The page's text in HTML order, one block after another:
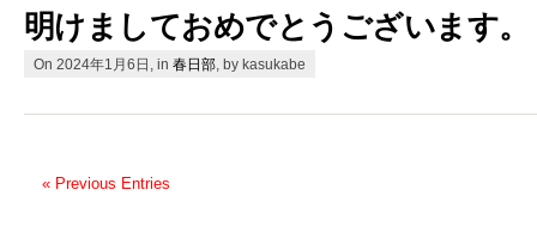
明けましておめでとうございます。
On 2024年1月6日, in 春日部 , by kasukabe
« Previous Entries